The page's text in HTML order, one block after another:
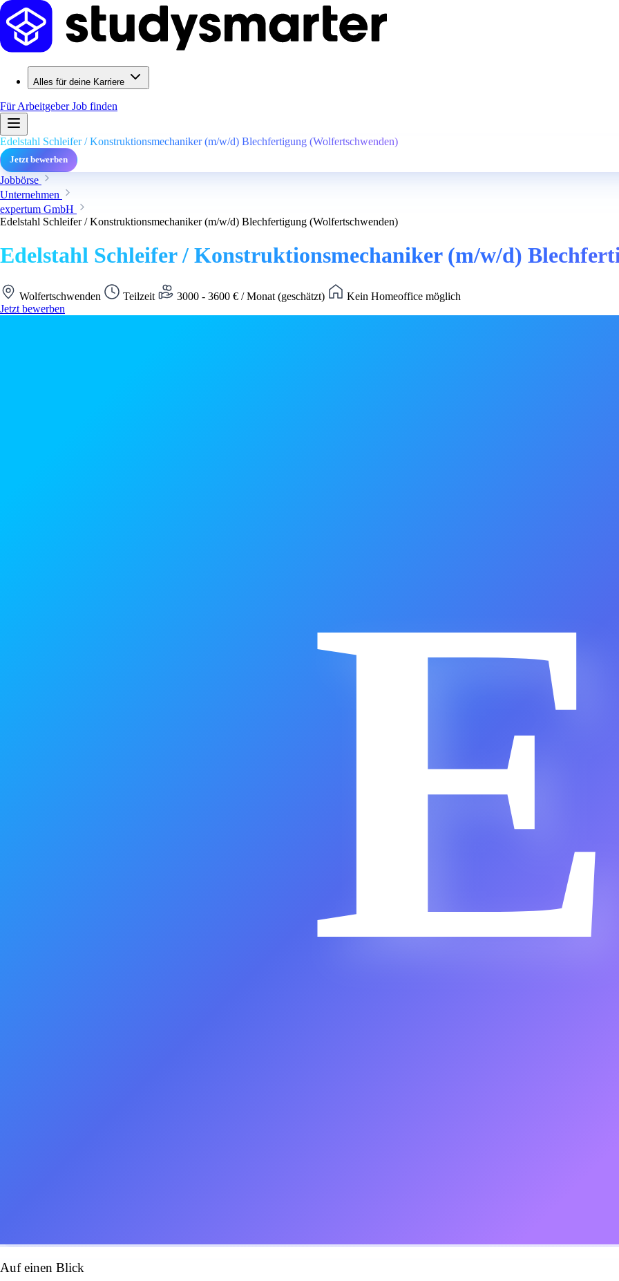
Alles für deine Karriere
Für ArbeitgeberJob finden
Edelstahl Schleifer / Konstruktionsmechaniker (m/w/d) Blechfertigung (Wolfertschwenden)
Jetzt bewerben
Jobbörse
Unternehmen
expertum GmbH
Edelstahl Schleifer / Konstruktionsmechaniker (m/w/d) Blechfertigung (Wolfertschwenden)
Edelstahl Schleifer / Konstruktionsmechaniker (m/w/d)
Wolfertschwenden Teilzeit 3000 - 3600 € / Monat (geschätzt)
Kein Homeoffice möglich
Jetzt bewerben
E
Auf einen Blick